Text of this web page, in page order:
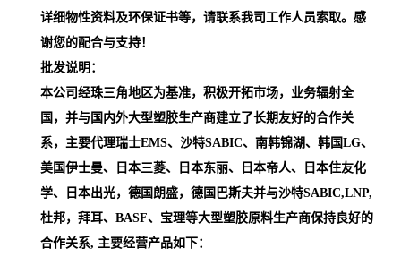
详细物性资料及环保证书等，请联系我司工作人员索取。感
谢您的配合与支持！
批发说明：
本公司经珠三角地区为基准，积极开拓市场，业务辐射全
国，并与国内外大型塑胶生产商建立了长期友好的合作关
系，主要代理瑞士EMS、沙特SABIC、南韩锦湖、韩国LG、
美国伊士曼、日本三菱、日本东丽、日本帝人、日本住友化
学、日本出光，德国朗盛，德国巴斯夫并与沙特SABIC,LNP,
杜邦，拜耳、BASF、宝理等大型塑胶原料生产商保持良好的
合作关系, 主要经营产品如下：